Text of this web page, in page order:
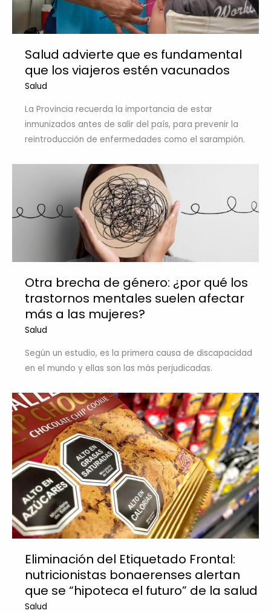
Salud advierte que es fundamental
que los viajeros estén vacunados
Salud
La Provincia recuerda la importancia de estar
inmunizados antes de salir del país, para prevenir la
reintroducción de enfermedades como el sarampión.
Otra brecha de género: ¿por qué los
trastornos mentales suelen afectar
más a las mujeres?
Salud
Según un estudio, es la primera causa de discapacidad
en el mundo y ellas son las más perjudicadas.
Eliminación del Etiquetado Frontal:
nutricionistas bonaerenses alertan
que se “hipoteca el futuro” de la salud
Salud